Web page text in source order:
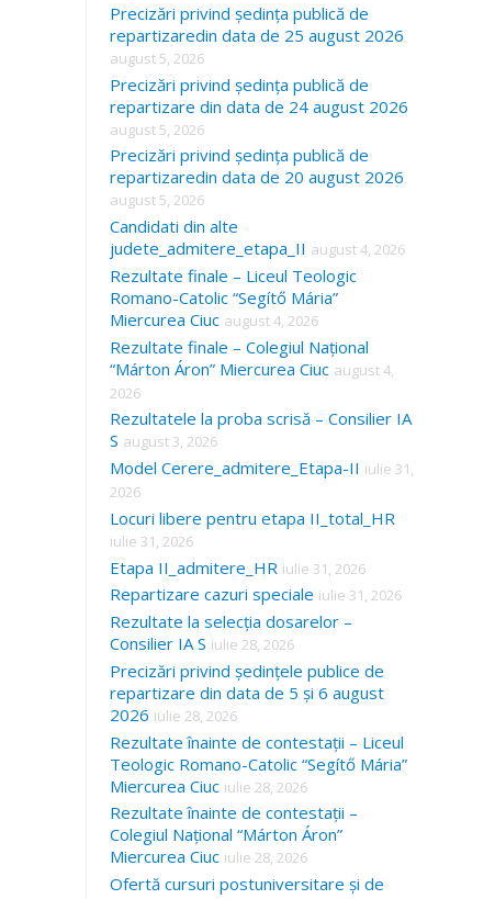
Precizări privind ședința publică de
repartizaredin data de 25 august 2026
august 5, 2026
Precizări privind ședința publică de
repartizare din data de 24 august 2026
august 5, 2026
Precizări privind ședința publică de
repartizaredin data de 20 august 2026
august 5, 2026
Candidati din alte
judete_admitere_etapa_II august 4, 2026
Rezultate finale – Liceul Teologic
Romano-Catolic “Segítő Mária”
Miercurea Ciuc august 4, 2026
Rezultate finale – Colegiul Național
“Márton Áron” Miercurea Ciuc august 4,
2026
Rezultatele la proba scrisă – Consilier IA
S august 3, 2026
Model Cerere_admitere_Etapa-II iulie 31,
2026
Locuri libere pentru etapa II_total_HR
iulie 31, 2026
Etapa II_admitere_HR iulie 31, 2026
Repartizare cazuri speciale iulie 31, 2026
Rezultate la selecția dosarelor –
Consilier IA S iulie 28, 2026
Precizări privind ședințele publice de
repartizare din data de 5 și 6 august
2026 iulie 28, 2026
Rezultate înainte de contestații – Liceul
Teologic Romano-Catolic “Segítő Mária”
Miercurea Ciuc iulie 28, 2026
Rezultate înainte de contestații –
Colegiul Național “Márton Áron”
Miercurea Ciuc iulie 28, 2026
Ofertă cursuri postuniversitare și de